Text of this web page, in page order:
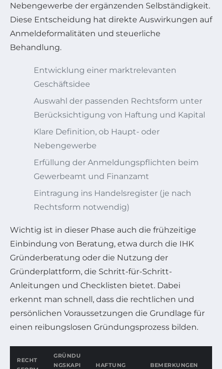
Nebengewerbe der ergänzenden Selbständigkeit.
Diese Entscheidung hat direkte Auswirkungen auf
Anmeldeformalitäten und steuerliche
Behandlung.
Entwicklung einer marktrelevanten
Geschäftsidee
Auswahl der passenden Rechtsform unter
Berücksichtigung von Haftung und Kapital
Klare Definition, ob Haupt- oder
Nebengewerbe
Erfüllung der Anmeldungspflichten beim
Gewerbeamt und Finanzamt
Eintragung ins Handelsregister (je nach
Rechtsform notwendig)
Wichtig ist in dieser Phase auch die frühzeitige
Einbindung von Beratung, etwa durch die IHK
Gründerberatung oder die Nutzung der
Gründerplattform, die Schritt-für-Schritt-
Anleitungen und Checklisten bietet. Dabei
erkennt man schnell, dass die rechtlichen und
persönlichen Voraussetzungen die Grundlage für
einen reibungslosen Gründungsprozess bilden.
RECHT
GRÜNDU
NGSKAPI
HAFTUNG BEMERKUNGEN